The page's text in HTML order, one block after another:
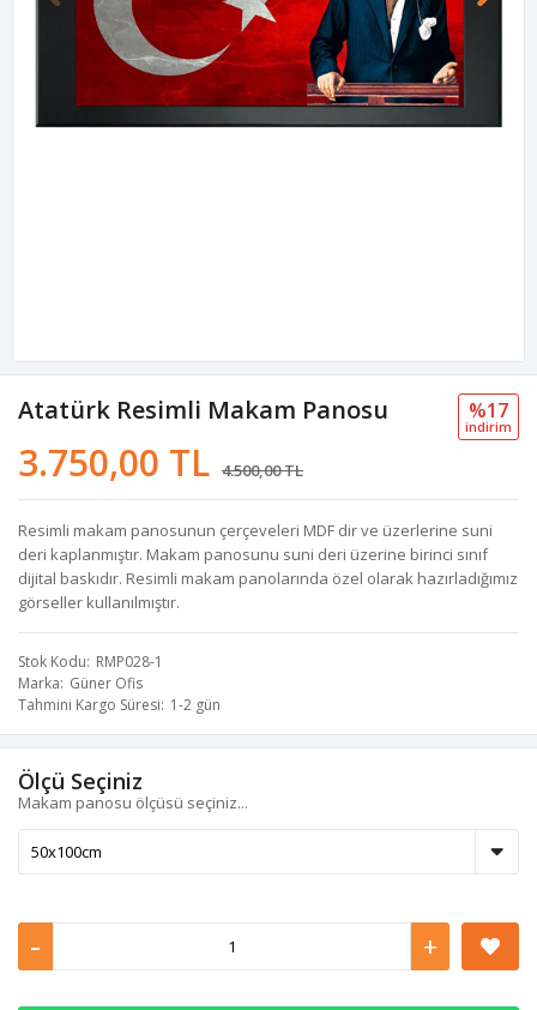
Atatürk Resimli Makam Panosu
3.750,00 TL 4.500,00 TL
%17
i̇ndi̇ri̇m
Resimli makam panosunun çerçeveleri MDF dir ve üzerlerine suni
deri kaplanmıştır. Makam panosunu suni deri üzerine birinci sınıf
dijital baskıdır. Resimli makam panolarında özel olarak hazırladığımız
görseller kullanılmıştır.
Stok Kodu RMP028-1
Marka Güner Ofis
Tahmini Kargo Süresi 1-2 gün
Ölçü Seçiniz
Makam panosu ölçüsü seçiniz...
- +